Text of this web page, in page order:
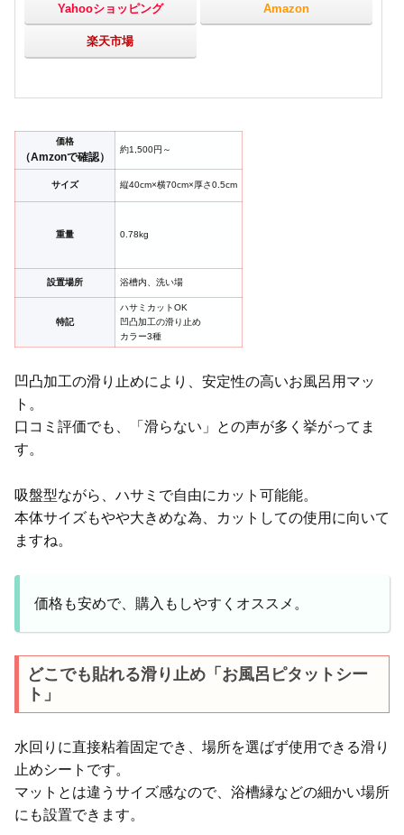
Yahooショッピング Amazon
楽天市場
価格
（Amzonで確認）
約1,500円～
サイズ 縦40cm×横70cm×厚さ0.5cm
重量 0.78kg
設置場所 浴槽内、洗い場
特記
ハサミカットOK
凹凸加工の滑り止め
カラー3種
凹凸加工の滑り止めにより、安定性の高いお風呂用マッ
ト。
口コミ評価でも、「滑らない」との声が多く挙がってま
す。
吸盤型ながら、ハサミで自由にカット可能能。
本体サイズもやや大きめな為、カットしての使用に向いて
ますね。
価格も安めで、購入もしやすくオススメ。
どこでも貼れる滑り止め「お風呂ピタットシー
ト」
水回りに直接粘着固定でき、場所を選ばず使用できる滑り
止めシートです。
マットとは違うサイズ感なので、浴槽縁などの細かい場所
にも設置できます。